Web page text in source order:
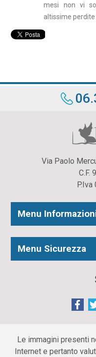
mesi non vi
altissime
Via Paolo
C.F.
Menu
Menu Sicurezza
Le immagini presenti
Internet e pertanto